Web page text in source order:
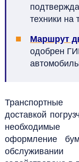
техники на
Маршрут
одобрен
доставкой
оформление